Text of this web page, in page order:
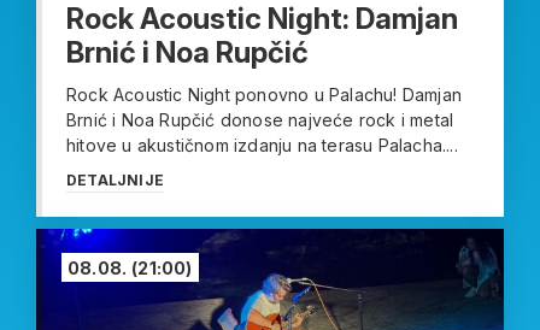
Rock Acoustic Night: Damjan
Brnić i Noa Rupčić
Rock Acoustic Night ponovno u Palachu! Damjan
Brnić i Noa Rupčić donose najveće rock i metal
hitove u akustičnom izdanju na terasu Palacha....
DETALJNIJE
08.08. (21:00)